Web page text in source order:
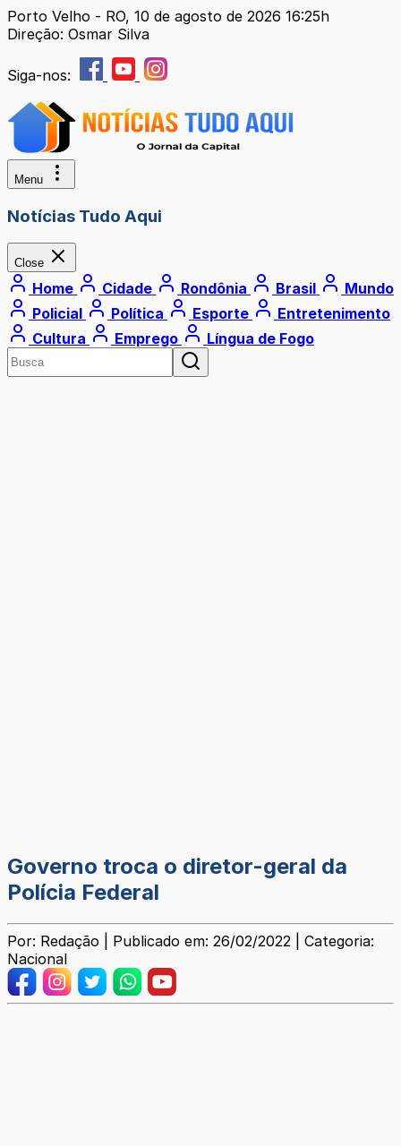
Porto Velho - RO, 10 de agosto de 2026 16:25h
Direção: Osmar Silva
Siga-nos:
Menu
Notícias Tudo Aqui
Close
Home Cidade Rondônia Brasil
Mundo
Policial
Política Esporte
Entretenimento
Cultura
Emprego Língua de Fogo
Governo troca o diretor-geral da
Polícia Federal
Por: Redação | Publicado em: 26/02/2022 | Categoria:
Nacional